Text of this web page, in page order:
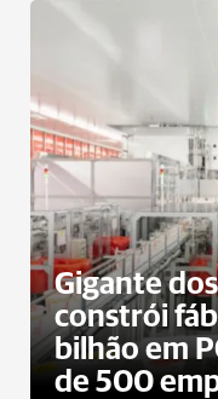
Gigante
constrói
bilhão em
de 500